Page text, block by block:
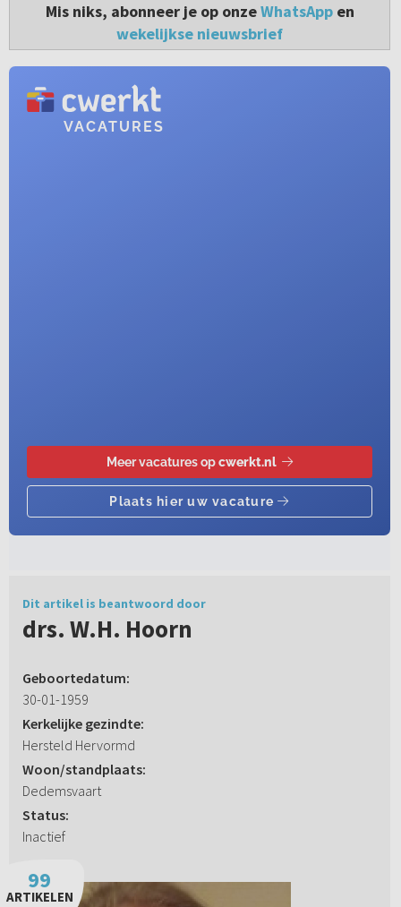
Mis niks, abonneer je op onzeWhatsAppen
wekelijkse nieuwsbrief
Dit artikel is beantwoord door
drs. W.H. Hoorn
Geboortedatum:
30-01-1959
Kerkelijke gezindte:
Hersteld Hervormd
Woon/standplaats:
Dedemsvaart
Status:
Inactief
99
ARTIKELEN